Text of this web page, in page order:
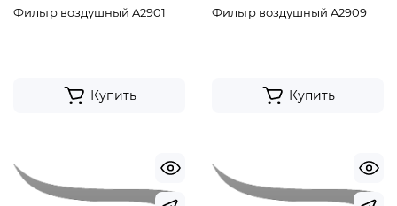
Фильтр воздушный A2901
Купить
Фильтр воздушный A2909
Купить